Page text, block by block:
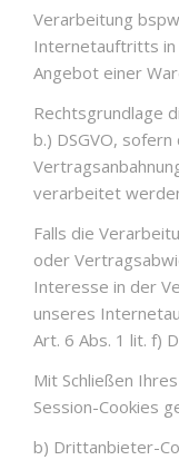
Verarbeitung
Internetauftritts in
Angebot einer
Rechtsgrundlage
b.) DSGVO,
verarbeitet
Falls die
oder
Interesse in der
unseres
Art. 6 Abs. 1 lit. f)
Mit Schließen
Session-Cookies
b) Drittanbieter-